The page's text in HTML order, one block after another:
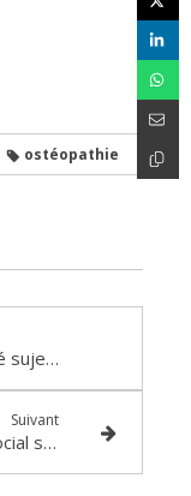
ostéopathie
L'ostéopathie et l'employé sujet à la manutention
Suivant
Influence du modèle biopsychosocial sur les lombalgies non spécifiques des adolescents